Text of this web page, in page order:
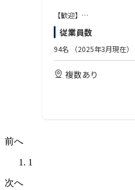
各種書類作成(見積書、
作業進捗確認
図面作成(Rebro使用)など
土壌調査の実施をお任せ
【歓迎】
1級土木施工管理技士、
※ご経験に応じた資格を
・当社の理念と技術に関
従業員数
94名 （2025年3月現在）
複数あり
前へ
1
次へ